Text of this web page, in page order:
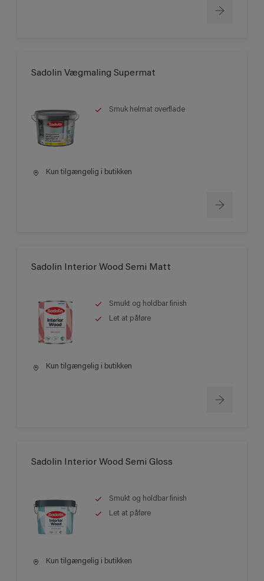
Sadolin Vægmaling Supermat
Smuk helmat overflade
Kun tilgængelig i butikken
Sadolin Interior Wood Semi Matt
Smukt og holdbar finish
Let at påføre
Kun tilgængelig i butikken
Sadolin Interior Wood Semi Gloss
Smukt og holdbar finish
Let at påføre
Kun tilgængelig i butikken